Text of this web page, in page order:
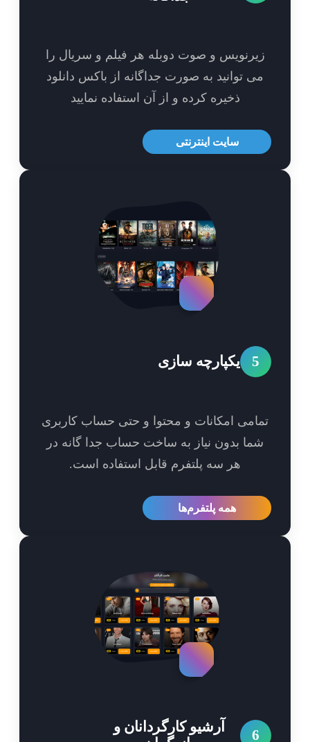
و صوت دوبله هر فیلم و سریال را
توانید به صورت جداگانه از باکس دانلود
ذخیره کرده و از آن استفاده نمایید
سایت اینترنتی
یکپارچه سازی
امکانات و محتوا و حتی حساب کاربری
بدون نیاز به ساخت حساب جدا گانه در
هر سه پلتفرم قابل استفاده است.
همه پلتفرم‌ها
آرشیو کارگردانان و